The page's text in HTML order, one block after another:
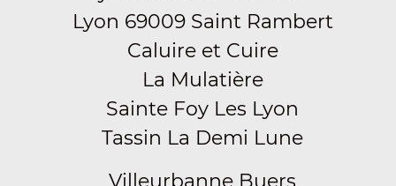
Lyon 69009 Saint Rambert
Caluire et Cuire
La Mulatière
Sainte Foy Les Lyon
Tassin La Demi Lune
Villeurbanne Buers